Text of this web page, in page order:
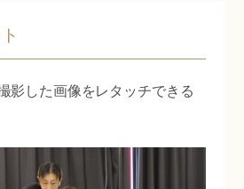
影した画像をレタッチできる